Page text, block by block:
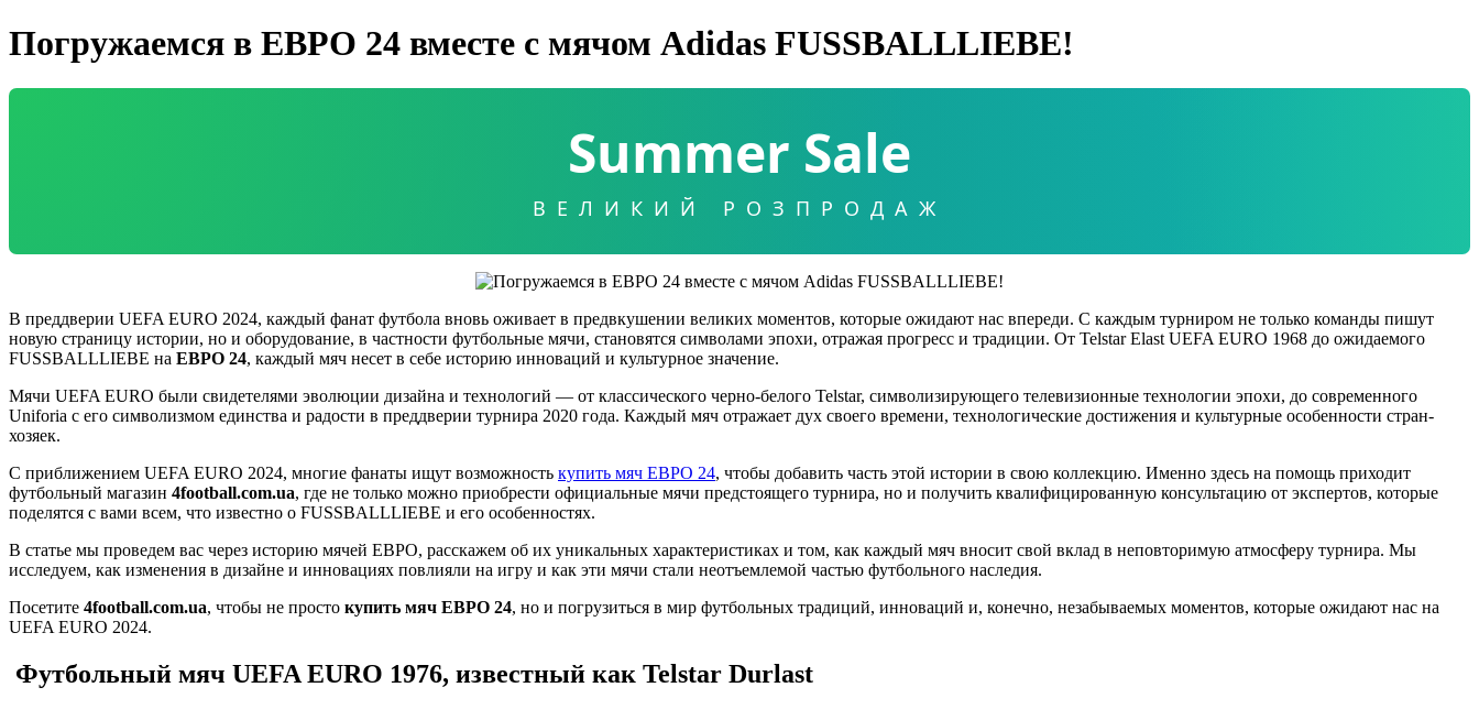
Погружаемся в ЕВРО 24 вместе с мячом Adidas FUSSBALLLIEBE!
Summer Sale
ВЕЛИКИЙ РОЗПРОДАЖ
В преддверии UEFA EURO 2024, каждый фанат футбола вновь оживает в предвкушении великих моментов, которые ожидают нас впереди. С каждым турниром не только команды пишут
новую страницу истории, но и оборудование, в частности футбольные мячи, становятся символами эпохи, отражая прогресс и традиции. От Telstar Elast UEFA EURO 1968 до ожидаемого
FUSSBALLLIEBE на ЕВРО 24, каждый мяч несет в себе историю инноваций и культурное значение.
Мячи UEFA EURO были свидетелями эволюции дизайна и технологий — от классического черно-белого Telstar, символизирующего телевизионные технологии эпохи, до современного
Uniforia с его символизмом единства и радости в преддверии турнира 2020 года. Каждый мяч отражает дух своего времени, технологические достижения и культурные особенности стран-
хозяек.
С приближением UEFA EURO 2024, многие фанаты ищут возможность купить мяч ЕВРО 24, чтобы добавить часть этой истории в свою коллекцию. Именно здесь на помощь приходит
футбольный магазин 4football.com.ua, где не только можно приобрести официальные мячи предстоящего турнира, но и получить квалифицированную консультацию от экспертов, которые
поделятся с вами всем, что известно о FUSSBALLLIEBE и его особенностях.
В статье мы проведем вас через историю мячей ЕВРО, расскажем об их уникальных характеристиках и том, как каждый мяч вносит свой вклад в неповторимую атмосферу турнира. Мы
исследуем, как изменения в дизайне и инновациях повлияли на игру и как эти мячи стали неотъемлемой частью футбольного наследия.
Посетите 4football.com.ua, чтобы не просто купить мяч ЕВРО 24, но и погрузиться в мир футбольных традиций, инноваций и, конечно, незабываемых моментов, которые ожидают нас на
UEFA EURO 2024.
Футбольный мяч UEFA EURO 1976, известный как Telstar Durlast